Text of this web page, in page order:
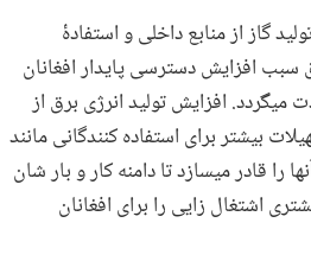
گاز از منابع داخلی و استفادۀ
سبب افزایش دسترسی پایدار افغانان
میگردد. افزایش تولید انرژی برق از
بیشتر برای استفاده کنندگانی مانند
را قادر میسازد تا دامنه کار و بار شان
اشتغال زایی را برای افغانان